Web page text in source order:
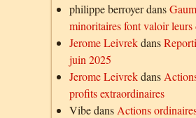
philippe berroyerdans
minoritaires font valoir leurs
Jerome Leivrekdans
juin 2025
Jerome Leivrekdans
profits extraordinaires
Vibedans Actions